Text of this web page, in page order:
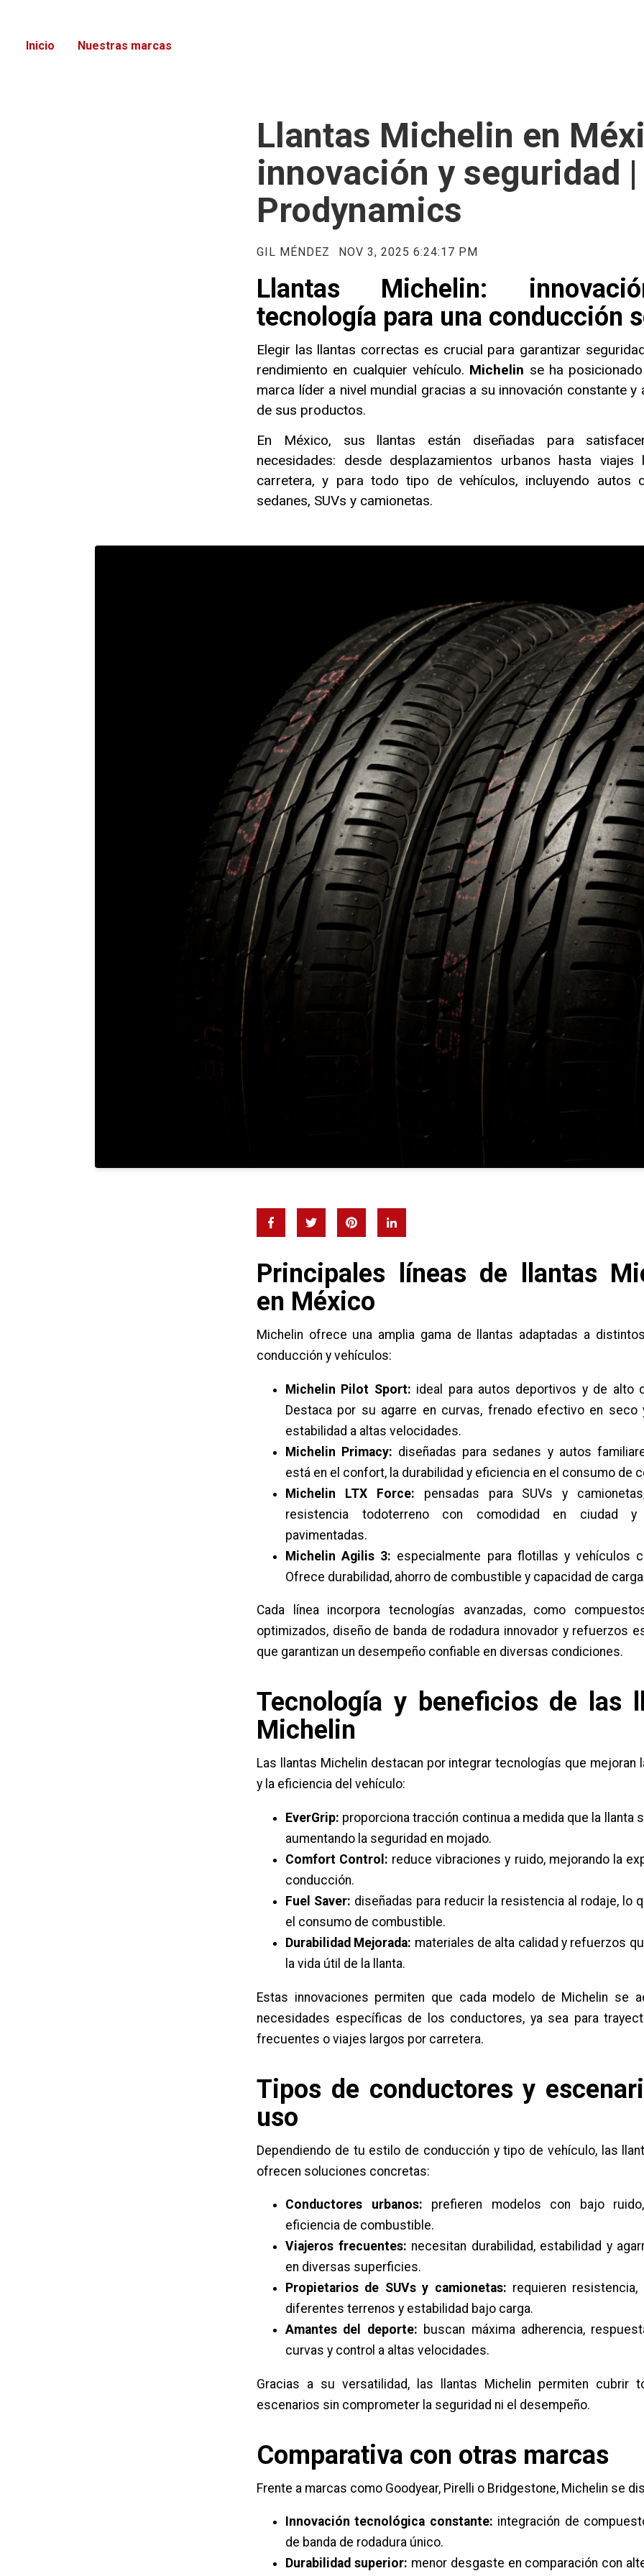
Inicio Nuestras marcas
Llantas Michelin en
innovación y seguridad |
Prodynamics
GIL MÉNDEZ NOV 3, 2025 6:24:17 PM
Llantas Michelin:
tecnología para una conducción
Elegir las llantas correctas es crucial para garantizar
rendimiento en cualquier vehículo. Michelin se ha
marca líder a nivel mundial gracias a su innovación constante y
de sus productos.
En México, sus llantas están diseñadas para
necesidades: desde desplazamientos urbanos hasta viajes
carretera, y para todo tipo de vehículos, incluyendo autos
sedanes, SUVs y camionetas.
Principales líneas de llantas
en México
Michelin ofrece una amplia gama de llantas adaptadas a
conducción y vehículos:
Michelin Pilot Sport: ideal para autos deportivos y de alto
Destaca por su agarre en curvas, frenado efectivo en seco
estabilidad a altas velocidades.
Michelin Primacy: diseñadas para sedanes y autos
está en el confort, la durabilidad y eficiencia en el consumo de
Michelin LTX Force: pensadas para SUVs y
resistencia todoterreno con comodidad en ciudad y
pavimentadas.
Michelin Agilis 3: especialmente para flotillas y vehículos
Ofrece durabilidad, ahorro de combustible y capacidad de
Cada línea incorpora tecnologías avanzadas, como
optimizados, diseño de banda de rodadura innovador y refuerzos
que garantizan un desempeño confiable en diversas condiciones.
Tecnología y beneficios de las
Michelin
Las llantas Michelin destacan por integrar tecnologías que mejoran
y la eficiencia del vehículo:
EverGrip: proporciona tracción continua a medida que la llanta
aumentando la seguridad en mojado.
Comfort Control: reduce vibraciones y ruido, mejorando la
conducción.
Fuel Saver: diseñadas para reducir la resistencia al rodaje, lo
el consumo de combustible.
Durabilidad Mejorada: materiales de alta calidad y refuerzos
la vida útil de la llanta.
Estas innovaciones permiten que cada modelo de Michelin se
necesidades específicas de los conductores, ya sea para
frecuentes o viajes largos por carretera.
Tipos de conductores y
uso
Dependiendo de tu estilo de conducción y tipo de vehículo, las
ofrecen soluciones concretas:
Conductores urbanos: prefieren modelos con bajo
eficiencia de combustible.
Viajeros frecuentes: necesitan durabilidad, estabilidad y
en diversas superficies.
Propietarios de SUVs y camionetas: requieren resistencia,
diferentes terrenos y estabilidad bajo carga.
Amantes del deporte: buscan máxima adherencia,
curvas y control a altas velocidades.
Gracias a su versatilidad, las llantas Michelin permiten cubrir
escenarios sin comprometer la seguridad ni el desempeño.
Comparativa con otras marcas
Frente a marcas como Goodyear, Pirelli o Bridgestone, Michelin se
Innovación tecnológica constante: integración de
de banda de rodadura único.
Durabilidad superior: menor desgaste en comparación con